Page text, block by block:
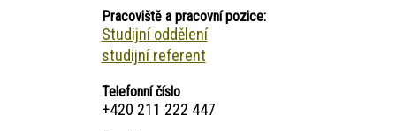
Pracoviště a pracovní pozice:
Studijní oddělení
studijní referent
Telefonní číslo
+420 211 222 447